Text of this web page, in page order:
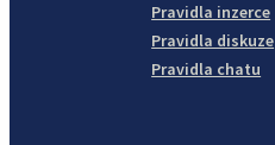
Pravidla inzerce
Pravidla diskuze
Pravidla chatu